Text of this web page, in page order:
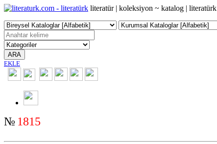
literatür | koleksiyon ~ katalog | literatürk
ARA
EKLE
№ 1815